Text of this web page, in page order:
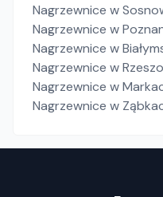
Nagrzewnice w
Nagrzewnice w
Nagrzewnice w
Nagrzewnice w
Nagrzewnice w
Nagrzewnice w